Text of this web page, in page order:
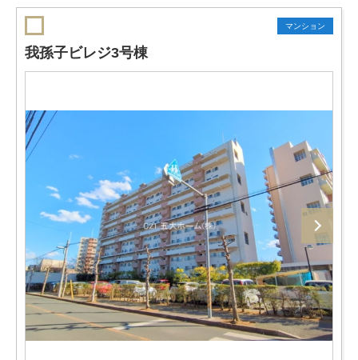
マンション
我孫子ビレジ3号棟